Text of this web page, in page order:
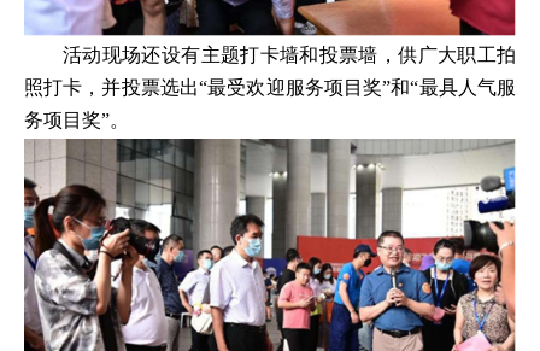
活动现场还设有主题打卡墙和投票墙，供广大职工拍
照打卡，并投票选出“最受欢迎服务项目奖”和“最具人气服
务项目奖”。